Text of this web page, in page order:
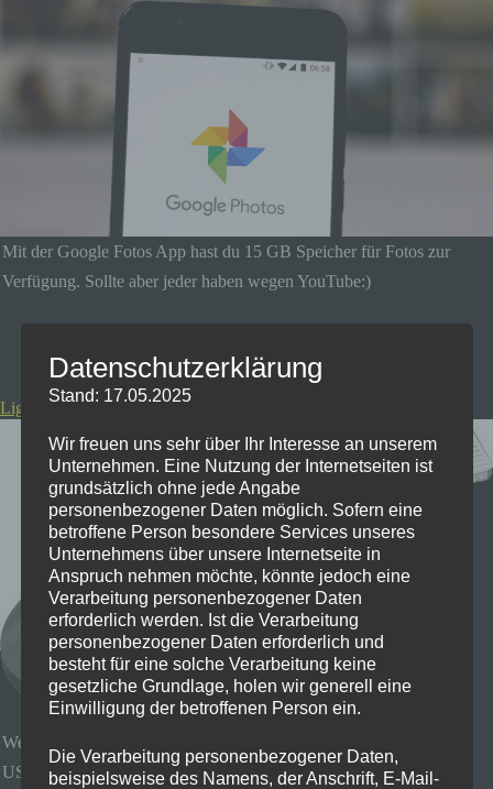
Mit der Google Fotos App hast du 15 GB Speicher für Fotos zur
Verfügung. Sollte aber jeder haben wegen YouTube:)
Lightning USB Stick - SanDisk iXpand Go
Wenn euer iPhone Speicher ständig voll ist, könnt ihr euch solche
USB Sticks kaufen.
Datenschutzerklärung
Stand: 17.05.2025
Wir freuen uns sehr über Ihr Interesse an unserem
Unternehmen. Eine Nutzung der Internetseiten ist
grundsätzlich ohne jede Angabe
personenbezogener Daten möglich. Sofern eine
betroffene Person besondere Services unseres
Unternehmens über unsere Internetseite in
Anspruch nehmen möchte, könnte jedoch eine
Verarbeitung personenbezogener Daten
erforderlich werden. Ist die Verarbeitung
personenbezogener Daten erforderlich und
besteht für eine solche Verarbeitung keine
gesetzliche Grundlage, holen wir generell eine
Einwilligung der betroffenen Person ein.
Die Verarbeitung personenbezogener Daten,
beispielsweise des Namens, der Anschrift, E-Mail-